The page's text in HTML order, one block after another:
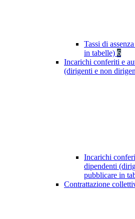
Tassi di
in tabelle) 6
Incarichi conferiti e
(dirigenti e non
Incarichi
dipendenti
pubblicare in
Contrattazione